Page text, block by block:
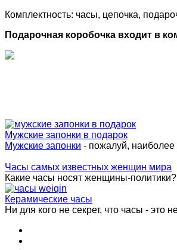
Комплектность: часы, цепочка,
Подарочная коробочка входит в
Мужские запонки в подарок
Мужские запонки - пожалуй,
Часы самых известных женщин мира
Какие часы носят женщины-
Керамические часы
Ни для кого не секрет, что часы - это